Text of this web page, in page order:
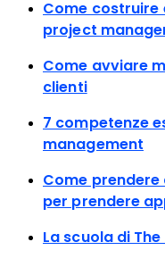
Come costruire
project
Come avviare
clienti
7 competenze
management
Come
per prendere
La scuola di